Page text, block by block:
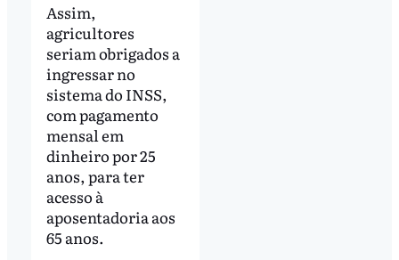
Assim,
agricultores
seriam obrigados a
ingressar no
sistema do INSS,
com pagamento
mensal em
dinheiro por 25
anos, para ter
acesso à
aposentadoria aos
65 anos.